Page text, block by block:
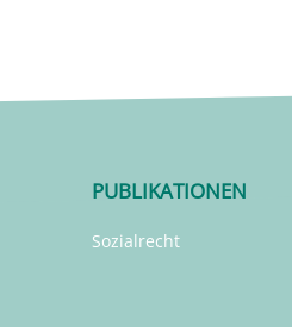
PUBLIKATIONEN
Sozialrecht